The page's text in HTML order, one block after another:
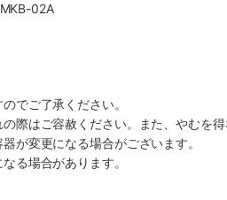
02A
でご了承ください。
際はご容赦ください。また、やむを
が変更になる場合がございます。
る場合があります。